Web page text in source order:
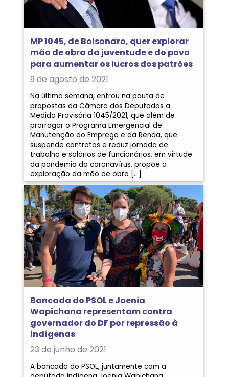
MP 1045, de Bolsonaro, quer explorar
mão de obra da juventude e do povo
para aumentar os lucros dos patrões
9 de agosto de 2021
Na última semana, entrou na pauta de
propostas da Câmara dos Deputados a
Medida Provisória 1045/2021, que além de
prorrogar o Programa Emergencial de
Manutenção do Emprego e da Renda, que
suspende contratos e reduz jornada de
trabalho e salários de funcionários, em virtude
da pandemia do coronavírus, propõe a
exploração da mão de obra […]
Bancada do PSOL e Joenia
Wapichana representam contra
governador do DF por repressão à
indígenas
23 de junho de 2021
A bancada do PSOL, juntamente com a